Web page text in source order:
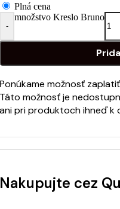
Plná cena
-
množstvo Kreslo Bruno
Ponúkame možnosť
Táto možnosť je
ani pri produktoch ihneď k
Nakupujte cez